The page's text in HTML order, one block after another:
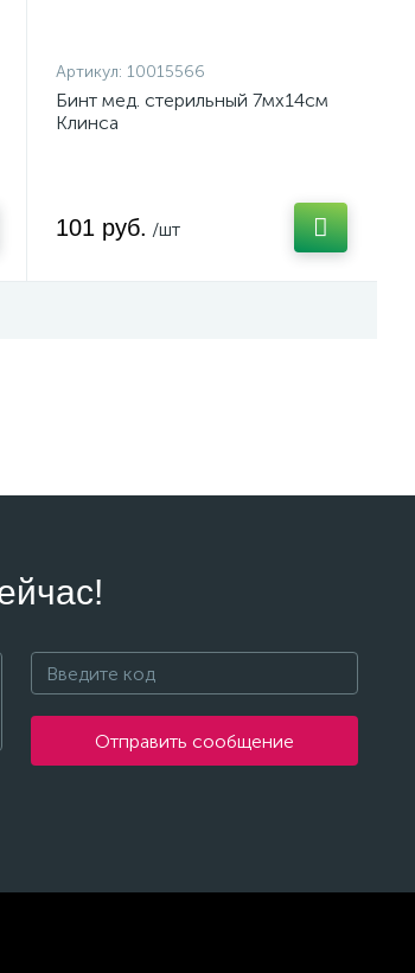
Артикул: 10015566
Бинт мед. стерильный 7мх14см
Клинса
101 руб. /шт
Отправить сообщение